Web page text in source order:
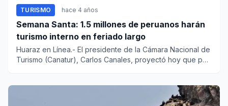
TURISMO hace 4 años
Semana Santa: 1.5 millones de peruanos harán
turismo interno en feriado largo
Huaraz en Línea.- El presidente de la Cámara Nacional de
Turismo (Canatur), Carlos Canales, proyectó hoy que por